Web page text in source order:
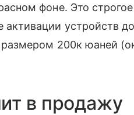
фоне. Это
активации устройств
200к юаней
в продажу